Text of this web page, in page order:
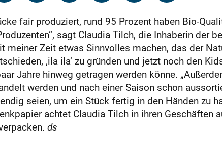
fair produziert, rund 95 Prozent haben Bio-
sagt Claudia Tilch, die Inhaberin der
Zeit etwas Sinnvolles machen, das der
‚ila ila‘ zu gründen und jetzt noch den
Jahre hinweg getragen werden könne.
werden und nach einer Saison schon
seien, um ein Stück fertig in den Händen zu
achtet Claudia Tilch in ihren Geschäften
ds